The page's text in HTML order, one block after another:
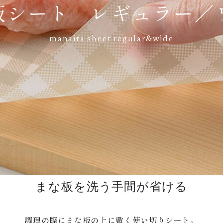
シート レギュラー／
manaita sheet regular&wide
まな板を洗う手間が省ける
調理の際にまな板の上に敷く使い切りシート。